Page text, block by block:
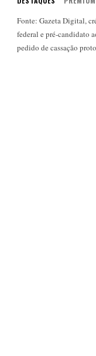
Fonte: Gazeta Digital,
federal e pré-candidato
pedido de cassação